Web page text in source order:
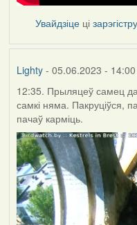
Увайдзіце ці
Lighty- 05.06.2023 - 14:00
12:35. Прыляцеў самец
самкі няма. Пакруціўся,
пачаў карміць.